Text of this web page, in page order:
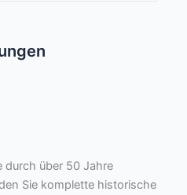
durch über 50 Jahre
Sie komplette historische